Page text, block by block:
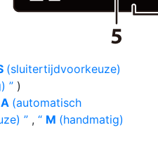
(sluitertijdvoorkeuze)
)
A (automatisch
, M (handmatig)